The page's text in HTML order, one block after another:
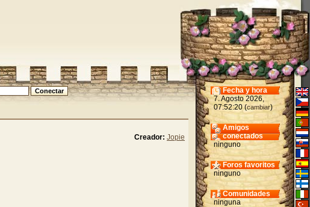
Creador: Jopie
Fecha y hora
7. Agosto 2026,
07:52:20 (cambiar)
Amigos
conectados
ninguno
Foros favoritos
ninguno
Comunidades
ninguna